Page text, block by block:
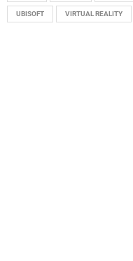
UBISOFT VIRTUAL REALITY